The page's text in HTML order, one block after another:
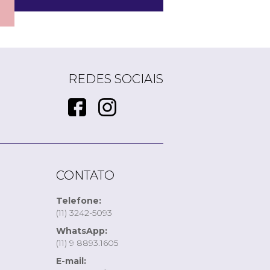
REDES SOCIAIS
CONTATO
Telefone:
(11) 3242-5093
WhatsApp:
(11) 9 8893.1605
E-mail: